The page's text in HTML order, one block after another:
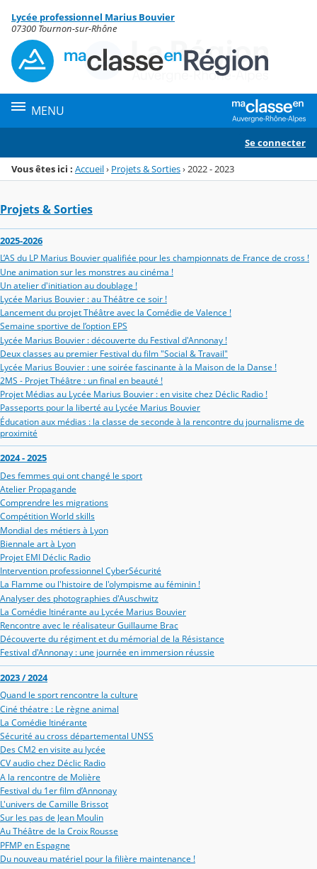
Menu de la rubrique
Contenu
Lycée professionnel Marius Bouvier
07300 Tournon-sur-Rhône
MENU
Se connecter
Vous êtes ici : Accueil› Projets & Sorties› 2022 - 2023
Projets & Sorties
2025-2026
L’AS du LP Marius Bouvier qualifiée pour les championnats de France de cross !
Une animation sur les monstres au cinéma !
Un atelier d'initiation au doublage !
Lycée Marius Bouvier : au Théâtre ce soir !
Lancement du projet Théâtre avec la Comédie de Valence !
Semaine sportive de l’option EPS
Lycée Marius Bouvier : découverte du Festival d'Annonay !
Deux classes au premier Festival du film "Social & Travail"
Lycée Marius Bouvier : une soirée fascinante à la Maison de la Danse !
2MS - Projet Théâtre : un final en beauté !
Projet Médias au Lycée Marius Bouvier : en visite chez Déclic Radio !
Passeports pour la liberté au Lycée Marius Bouvier
Éducation aux médias : la classe de seconde à la rencontre du journalisme de
proximité
2024 - 2025
Des femmes qui ont changé le sport
Atelier Propagande
Comprendre les migrations
Compétition World skills
Mondial des métiers à Lyon
Biennale art à Lyon
Projet EMI Déclic Radio
Intervention professionnel CyberSécurité
La Flamme ou l'histoire de l'olympisme au féminin !
Analyser des photographies d'Auschwitz
La Comédie Itinérante au Lycée Marius Bouvier
Rencontre avec le réalisateur Guillaume Brac
Découverte du régiment et du mémorial de la Résistance
Festival d'Annonay : une journée en immersion réussie
2023 / 2024
Quand le sport rencontre la culture
Ciné théatre : Le règne animal
La Comédie Itinérante
Sécurité au cross départemental UNSS
Des CM2 en visite au lycée
CV audio chez Déclic Radio
A la rencontre de Molière
Festival du 1er film d’Annonay
L'univers de Camille Brissot
Sur les pas de Jean Moulin
Au Théâtre de la Croix Rousse
PFMP en Espagne
Du nouveau matériel pour la filière maintenance !